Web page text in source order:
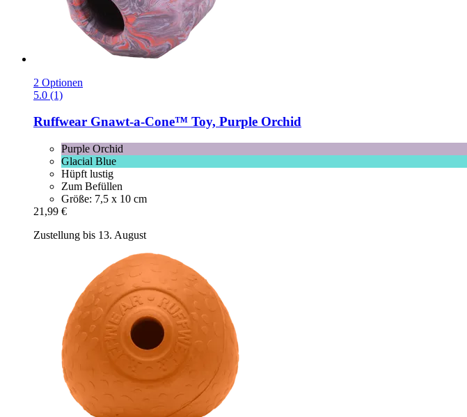
2 Optionen
5.0 (1)
Ruffwear Gnawt-​a-​Cone™ Toy, Purple Orchid
Purple Orchid
Glacial Blue
Hüpft lustig
Zum Befüllen
Größe: 7,5 x 10 cm
21,99 €
Zustellung bis 13. August